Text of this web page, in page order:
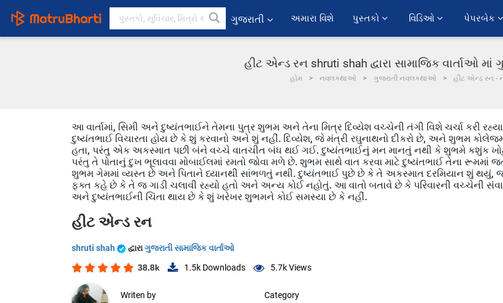
ગુજરાતી અમારા વિશે પુસ્તકો વિડિઓ પેપરબેક
હીટ એન્ડ રન shruti shah દ્વારા સામાજિક વાર્તાઓ માં
હોમ નવલકથાઓ ગુજરાતી નવલકથાઓ હીટ એન્ડ રન -
આ વાર્તામાં, સિમી અને દુષ્યંતભાઈને તેમના પુત્ર શુભમ અને તેના મિત્ર દિવ્યેશ વચ્ચેની તંગી વિશે ચર્ચા કરી
દુષ્યંતભાઈ વિચારતા હોય છે કે શું કરવાનો અને શું નહીં. દિવ્યેશ, જે મંત્રી રઘુનાથનો દીકરો છે, અને શુભમ
હતા, પરંતુ એક અકસ્માત પછી બંને વચ્ચે વાતચીત બંધ થઈ ગઈ. દુષ્યંતભાઈનું મન માનતું નથી કે શુભમે કશુંક
પરંતુ તે પોતાનું દુખ ભૂલાવવા મોબાઈલમાં રમતો જોવા મળે છે. શુભમ સાથે વાત કરવા માટે દુષ્યંતભાઈ તેના રૂમમાં
શુભમ ગેમમાં વ્યસ્ત છે અને પિતાને ધ્યાનથી સાંભળતું નથી. દુષ્યંતભાઈ પુછે છે કે તે અકસ્માત દરમિયાન શું થયું,
ફક્ત કહે છે કે તે જ ગાડી ચલાવી રહ્યો હતો અને અન્ય કોઈ નહોતું. આ વાતો બતાવે છે કે પરિવારની વચ્ચેની
અને દુષ્યંતભાઈની ચિંતા થાય છે કે શું ખરેખર શુભમને કોઈ સમસ્યા છે કે નહીં.
હીટ એન્ડ રન
shruti shah દ્વારાગુજરાતી સામાજિક વાર્તાઓ
38.8k 1.5k Downloads 5.7kViews
Writen by
Category